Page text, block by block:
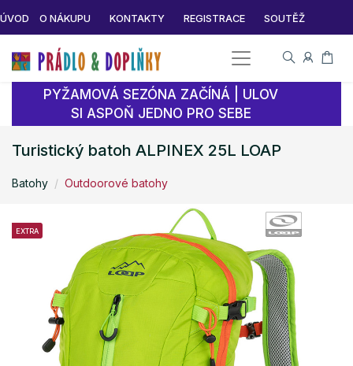
ÚVOD O NÁKUPU KONTAKTY REGISTRACE SOUTĚŽ
PYŽAMOVÁ SEZÓNA ZAČÍNÁ | ULOV
SI ASPOŇ JEDNO PRO SEBE
Turistický batoh ALPINEX 25L LOAP
Batohy Outdoorové batohy
EXTRA